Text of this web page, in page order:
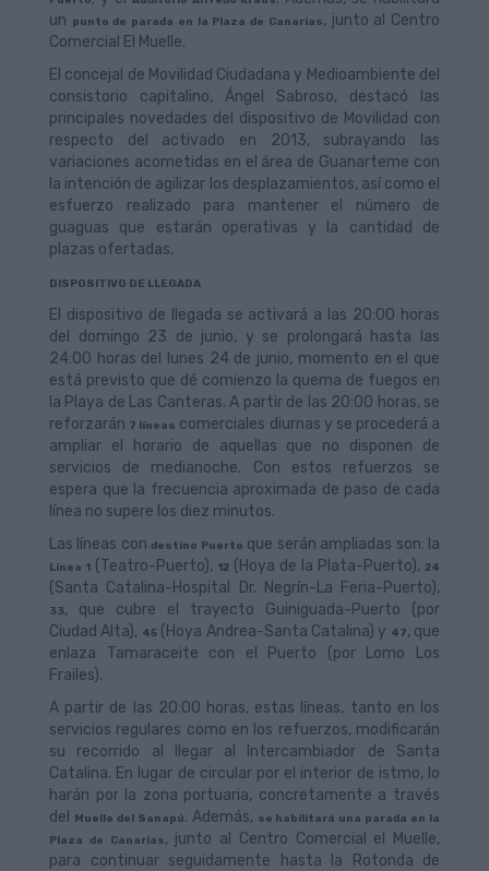
un punto de parada en la Plaza de Canarias, junto al Centro
Comercial El Muelle.
El concejal de Movilidad Ciudadana y Medioambiente del
consistorio capitalino, Ángel Sabroso, destacó las
principales novedades del dispositivo de Movilidad con
respecto del activado en 2013, subrayando las
variaciones acometidas en el área de Guanarteme con
la intención de agilizar los desplazamientos, así como el
esfuerzo realizado para mantener el número de
guaguas que estarán operativas y la cantidad de
plazas ofertadas.
DISPOSITIVO DE LLEGADA
El dispositivo de llegada se activará a las 20:00 horas
del domingo 23 de junio, y se prolongará hasta las
24:00 horas del lunes 24 de junio, momento en el que
está previsto que dé comienzo la quema de fuegos en
la Playa de Las Canteras. A partir de las 20:00 horas, se
reforzarán 7 líneas comerciales diurnas y se procederá a
ampliar el horario de aquellas que no disponen de
servicios de medianoche. Con estos refuerzos se
espera que la frecuencia aproximada de paso de cada
línea no supere los diez minutos.
Las líneas con destino Puerto que serán ampliadas son: la
Línea 1 (Teatro-Puerto), 12 (Hoya de la Plata-Puerto), 24
(Santa Catalina-Hospital Dr. Negrín-La Feria-Puerto),
33, que cubre el trayecto Guiniguada-Puerto (por
Ciudad Alta), 45(Hoya Andrea-Santa Catalina) y 47, que
enlaza Tamaraceite con el Puerto (por Lomo Los
Frailes).
A partir de las 20:00 horas, estas líneas, tanto en los
servicios regulares como en los refuerzos, modificarán
su recorrido al llegar al Intercambiador de Santa
Catalina. En lugar de circular por el interior de istmo, lo
harán por la zona portuaria, concretamente a través
del
Muelle del Sanapú. Además, se habilitará una parada en la
Plaza de Canarias, junto al Centro Comercial el Muelle,
para continuar seguidamente hasta la Rotonda de